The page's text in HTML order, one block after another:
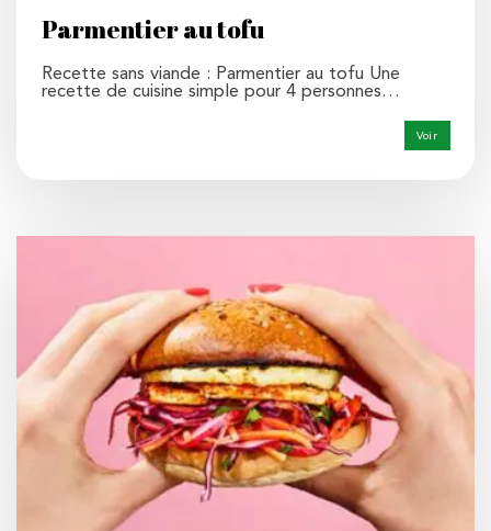
Parmentier au tofu
Recette sans viande : Parmentier au tofu Une
recette de cuisine simple pour 4 personnes…
Voir